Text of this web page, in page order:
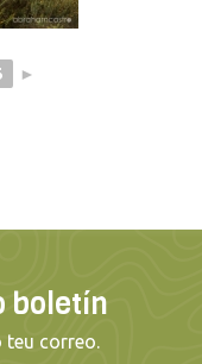
►
boletín
teu correo.